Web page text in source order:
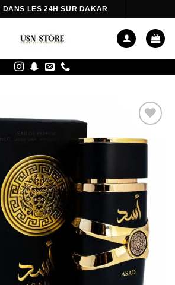
DANS LES 24H SUR DAKAR
Ajouter
à la liste